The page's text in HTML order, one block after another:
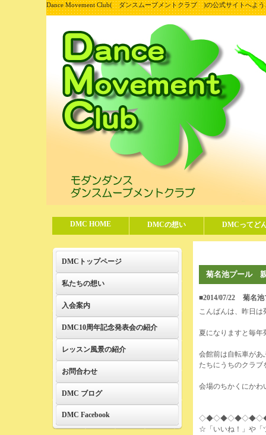
Dance Movement Club( ダンスムーブメントクラブ )の公式サイトへよう
DMC HOME DMCの想い DMCってど
菊名池プール
■2014/07/22
菊名
こんばんは、昨日
夏になりますと毎
会館前は自転車があ
たちにうちのクラ
会場のちかくにかわ
☆「いいね！」や「
DMCトップページ
私たちの想い
入会案内
DMC10周年記念発表会の紹介
レッスン風景の紹介
お問合わせ
DMC ブログ
DMC Facebook